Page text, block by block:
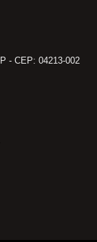
- CEP: 04213-002